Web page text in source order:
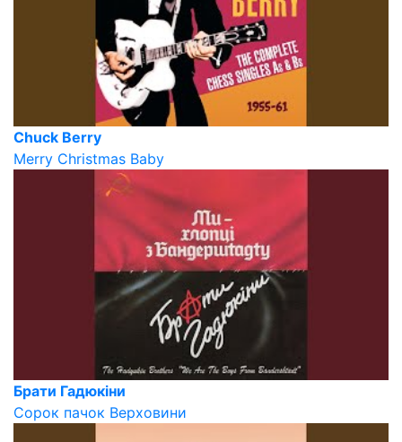
Chuck Berry
Merry Christmas Baby
Брати Гадюкіни
Сорок пачок Верховини